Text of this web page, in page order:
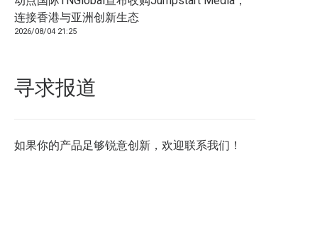
连接香港与亚洲创新生态
2026/08/04 21:25
寻求报道
如果你的产品足够锐意创新，欢迎联系我们 ！